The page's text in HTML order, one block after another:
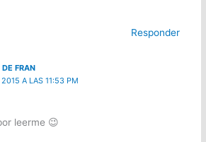
Responder
FRAN
2015 A LAS 11:53 PM
leerme 😉